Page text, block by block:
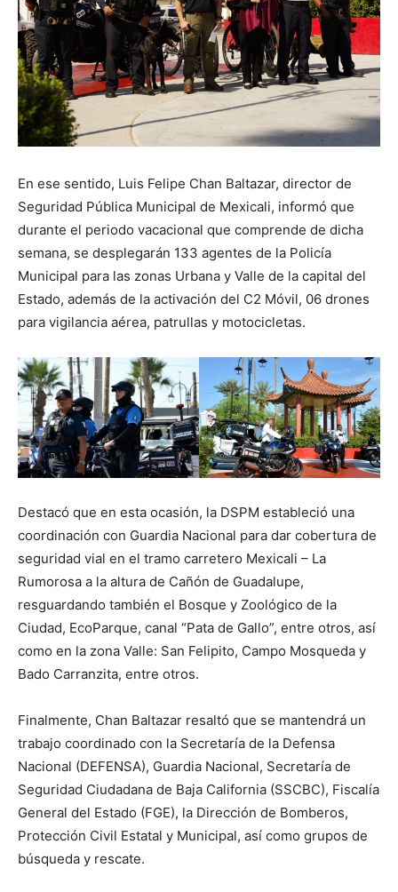
En ese sentido, Luis Felipe Chan Baltazar, director de
Seguridad Pública Municipal de Mexicali, informó que
durante el periodo vacacional que comprende de dicha
semana, se desplegarán 133 agentes de la Policía
Municipal para las zonas Urbana y Valle de la capital del
Estado, además de la activación del C2 Móvil, 06 drones
para vigilancia aérea, patrullas y motocicletas.
Destacó que en esta ocasión, la DSPM estableció una
coordinación con Guardia Nacional para dar cobertura de
seguridad vial en el tramo carretero Mexicali – La
Rumorosa a la altura de Cañón de Guadalupe,
resguardando también el Bosque y Zoológico de la
Ciudad, EcoParque, canal “Pata de Gallo”, entre otros, así
como en la zona Valle: San Felipito, Campo Mosqueda y
Bado Carranzita, entre otros.
Finalmente, Chan Baltazar resaltó que se mantendrá un
trabajo coordinado con la Secretaría de la Defensa
Nacional (DEFENSA), Guardia Nacional, Secretaría de
Seguridad Ciudadana de Baja California (SSCBC), Fiscalía
General del Estado (FGE), la Dirección de Bomberos,
Protección Civil Estatal y Municipal, así como grupos de
búsqueda y rescate.